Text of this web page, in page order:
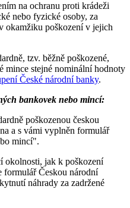
na ochranu proti krádeži
nebo fyzické osoby, za
okamžiku poškození v jejich
tzv. běžně poškozené,
mince stejné nominální hodnoty
České národní banky.
bankovek nebo mincí:
poškozenou českou
a s vámi vyplněn formulář
mincí".
okolnosti, jak k poškození
formulář Českou národní
náhrady za zadržené